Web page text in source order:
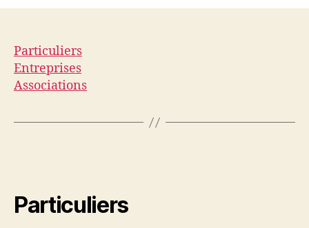
Particuliers
Entreprises
Associations
Particuliers